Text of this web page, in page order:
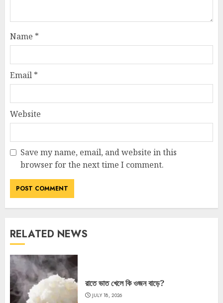
Name *
Email *
Website
Save my name, email, and website in this
browser for the next time I comment.
RELATED NEWS
রাতে ভাত খেলে কি ওজন বাড়ে?
JULY 18, 2026